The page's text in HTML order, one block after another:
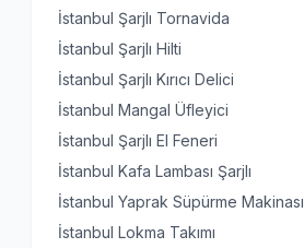
İstanbul Şarjlı Tornavida
İstanbul Şarjlı Hilti
İstanbul Şarjlı Kırıcı Delici
İstanbul Mangal Üfleyici
İstanbul Şarjlı El Feneri
İstanbul Kafa Lambası Şarjlı
İstanbul Yaprak Süpürme Makinası
İstanbul Lokma Takımı